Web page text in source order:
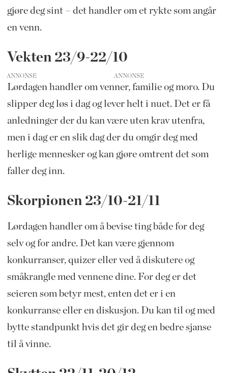
gjøre deg sint – det handler om et rykte som angår
en venn.
Vekten 23/9-22/10
ANNONSE
Lørdagen handler om venner, familie og moro. Du
slipper deg løs i dag og lever helt i nuet. Det er få
anledninger der du kan være uten krav utenfra,
men i dag er en slik dag der du omgir deg med
herlige mennesker og kan gjøre omtrent det som
faller deg inn.
Skorpionen 23/10-21/11
Lørdagen handler om å bevise ting både for deg
selv og for andre. Det kan være gjennom
konkurranser, quizer eller ved å diskutere og
småkrangle med vennene dine. For deg er det
seieren som betyr mest, enten det er i en
konkurranse eller en diskusjon. Du kan til og med
bytte standpunkt hvis det gir deg en bedre sjanse
til å vinne.